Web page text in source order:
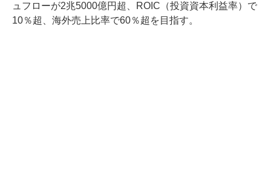
ュフローが2兆5000億円超、ROIC（投資資本利益率）で
10％超、海外売上比率で60％超を目指す。